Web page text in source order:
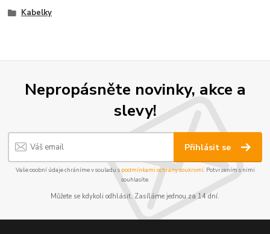
Kabelky
Nepropásněte novinky, akce a
slevy!
Přihlásit se
Vaše osobní údaje chráníme v souladu s podmínkami ochrany soukromí. Potvrzením s nimi
souhlasíte.
Můžete se kdykoli odhlásit. Zasíláme jednou za 14 dní.